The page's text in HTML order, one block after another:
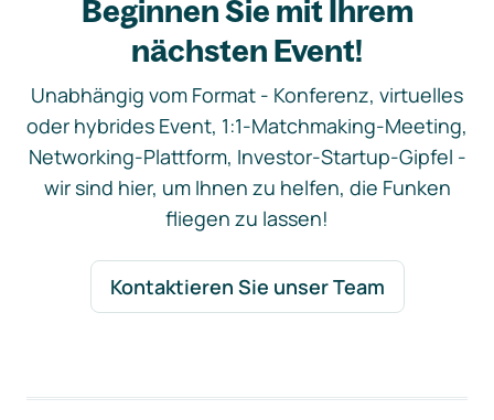
Beginnen Sie mit Ihrem
nächsten Event!
Unabhängig vom Format - Konferenz, virtuelles
oder hybrides Event, 1:1-Matchmaking-Meeting,
Networking-Plattform, Investor-Startup-Gipfel -
wir sind hier, um Ihnen zu helfen, die Funken
fliegen zu lassen!
Kontaktieren Sie unser Team